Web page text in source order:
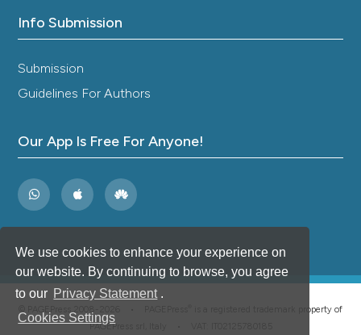
We use cookies to enhance your experience on
our website. By continuing to browse, you agree
to our Privacy Statement .
Cookies Settings
Info Submission
Submission
Guidelines For Authors
Our App Is Free For Anyone!
is a registered trademark property of
PAGEPress srl, Italy • VAT: IT02125780185